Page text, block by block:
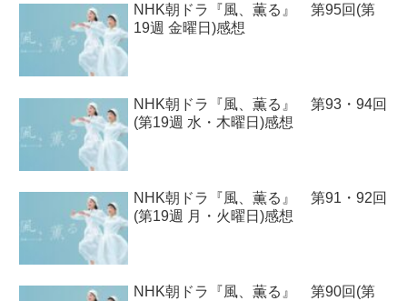
NHK朝ドラ『風、薫る』 第95回(第
19週 金曜日)感想
NHK朝ドラ『風、薫る』 第93・94回
(第19週 水・木曜日)感想
NHK朝ドラ『風、薫る』 第91・92回
(第19週 月・火曜日)感想
NHK朝ドラ『風、薫る』 第90回(第